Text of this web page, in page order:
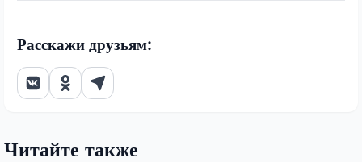
Расскажи друзьям:
Читайте также